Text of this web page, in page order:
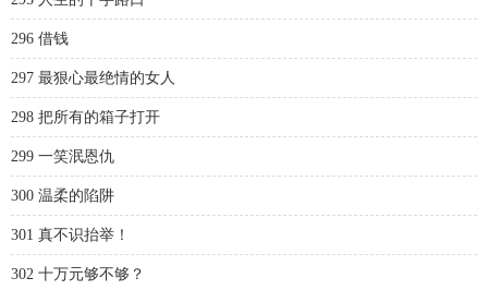
296 借钱
297 最狠心最绝情的女人
298 把所有的箱子打开
299 一笑泯恩仇
300 温柔的陷阱
301 真不识抬举！
302 十万元够不够？